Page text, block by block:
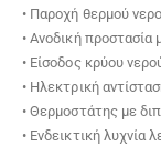
• Παροχή θερμού
• Ανοδική προστασία
• Είσοδος κρύου
• Ηλεκτρική
• Θερμοστάτης με
• Ενδεικτική λυχνία